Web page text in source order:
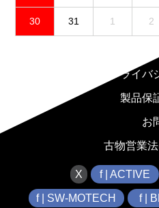
30 31 1 2
プライバ
製品保
お
古物営業
X f | ACTIVE
f | SW-MOTECH f |